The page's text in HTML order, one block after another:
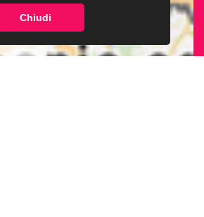
Chiudi